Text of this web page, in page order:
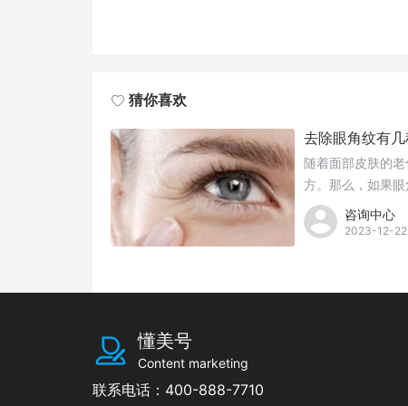
猜你喜欢
去除眼角纹有
随着面部皮肤的
方。那么，如果
疗？以及如何预防
咨询中心
2023-12-22
懂美号
Content marketing
联系电话：400-888-7710